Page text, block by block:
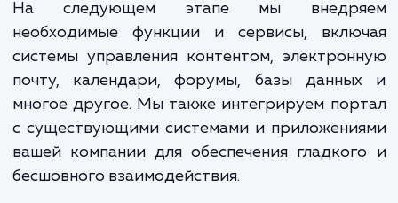
корпоративных порталов. Мы
анализа ваших бизнес-процессов,
потребностей, чтобы разработать
который будет идеально подходить
бизнесу и поможет достичь ваших целей.
мы проектируем структуру и
портала, оптимизируя его для